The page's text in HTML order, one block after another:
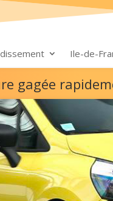
Ile-de-
gagée